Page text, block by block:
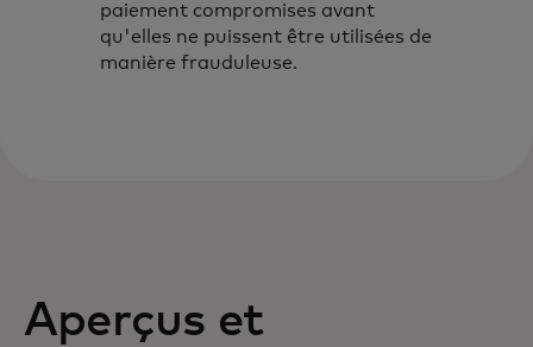
paiement compromises avant
qu'elles ne puissent être utilisées de
manière frauduleuse.
Aperçus et